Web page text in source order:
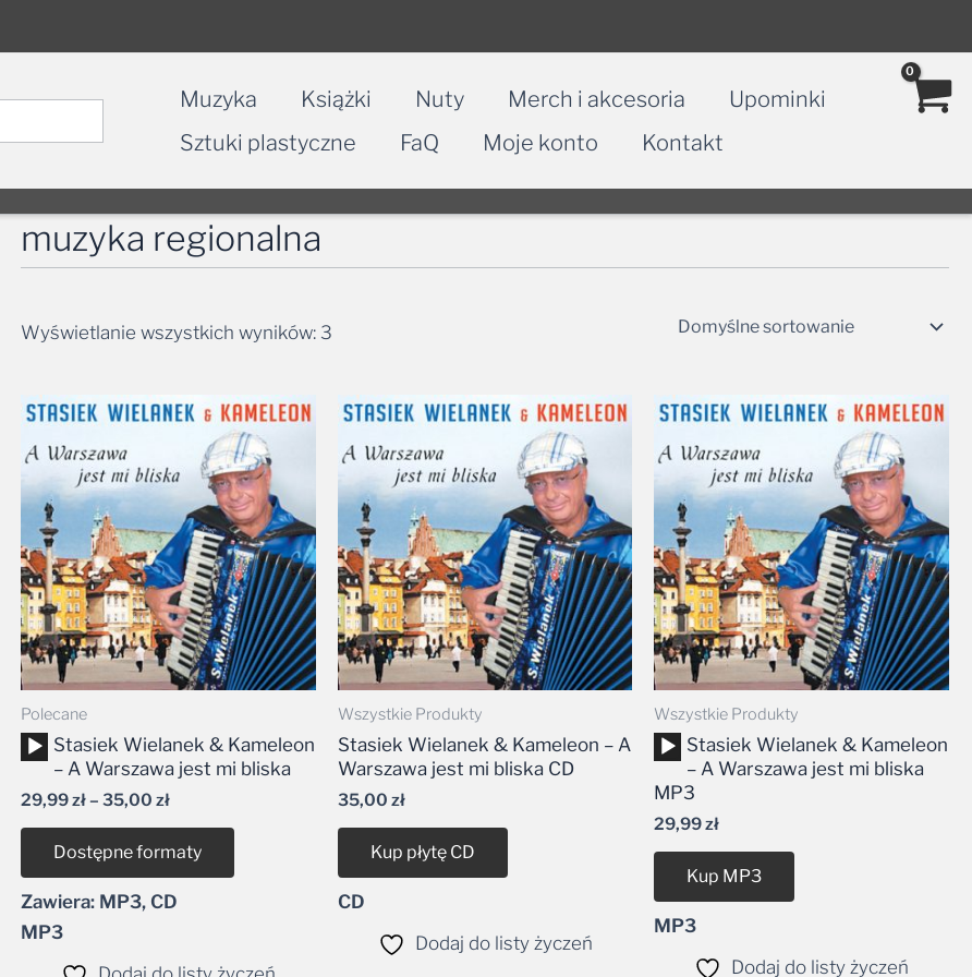
Muzyka Książki Nuty Merch i akcesoria
Upominki
Sztuki plastyczne
FaQ Moje konto Kontakt
muzyka regionalna
Wyświetlanie wszystkich wyników: 3
Polecane
Odtwarzacz
plików
dźwiękowych
Stasiek Wielanek & Kameleon
– A Warszawa jest mi bliska
29,99zł– 35,00zł
Zakres
cen:
29,99 zł
do
35,00 zł
Dostępne formaty
Zawiera: MP3, CD
MP3
Wszystkie Produkty
Stasiek Wielanek & Kameleon – A
Warszawa jest mi bliska CD
35,00 zł
Kup płytę CD
CD
Dodaj do listy życzeń
Wszystkie Produkty
Odtwarzacz
plików
dźwiękowych
Stasiek Wielanek & Kameleon
– A Warszawa jest mi bliska
MP3
29,99zł
Kup MP3
MP3
Dodaj do listy życzeń